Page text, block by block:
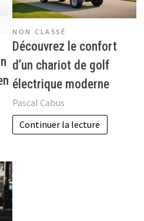
NON CLASSÉ
Découvrez le confort
d’un chariot de golf
électrique moderne
Pascal Cabus
Continuer la lecture